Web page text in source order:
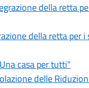
della retta
della retta per
casa per tutti"
delle